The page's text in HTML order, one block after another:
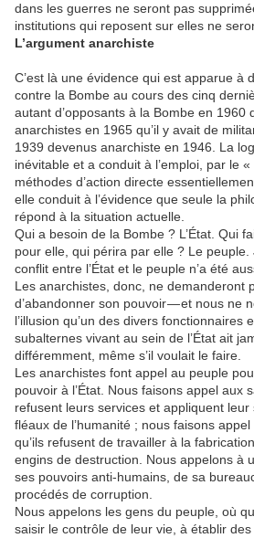
dans les guerres ne seront pas
institutions qui reposent sur elles ne
L’argument anarchiste
C’est là une évidence qui est apparue à
contre la Bombe au cours des cinq
autant d’opposants à la Bombe en 1960
anarchistes en 1965 qu’il y avait de
1939 devenus anarchiste en 1946. La
inévitable et a conduit à l’emploi, par le
méthodes d’action directe
elle conduit à l’évidence que seule la
répond à la situation actuelle.
Qui a besoin de la Bombe ? L’État. Qui
pour elle, qui périra par elle ? Le
conflit entre l’État et le peuple n’a été
Les anarchistes, donc, ne demanderont
d’abandonner son pouvoir — et nous ne
l’illusion qu’un des divers fonctionnaires
subalternes vivant au sein de l’État ait
différemment, même s’il voulait le faire.
Les anarchistes font appel au peuple
pouvoir à l’État. Nous faisons appel aux
refusent leurs services et appliquent leur
fléaux de l’humanité ; nous faisons
qu’ils refusent de travailler à la
engins de destruction. Nous appelons à
ses pouvoirs anti-humains, de sa
procédés de corruption.
Nous appelons les gens du peuple, où
saisir le contrôle de leur vie, à établir